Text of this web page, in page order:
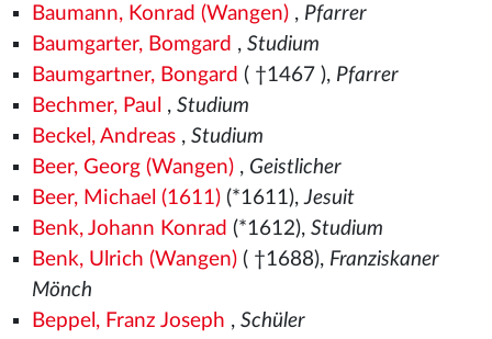
Baumann, Konrad (Wangen), Pfarrer
Baumgarter, Bomgard , Studium
Baumgartner, Bongard ( †1467 ), Pfarrer
Bechmer, Paul , Studium
Beckel, Andreas, Studium
Beer, Georg (Wangen), Geistlicher
Beer, Michael (1611)(*1611),Jesuit
Benk, Johann Konrad (*1612), Studium
Benk, Ulrich (Wangen)( †1688), Franziskaner
Mönch
Beppel, Franz Joseph , Schüler